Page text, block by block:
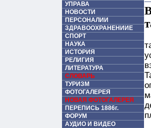
УПРАВА
НОВОСТИ
ПЕРСОНАЛИИ
ЗДРАВООХРАНЕНИИЕ
СПОРТ
НАУКА
ИСТОРИЯ
РЕЛИГИЯ
ЛИТЕРАТУРА
СЛОВАРЬ
ТУРИЗМ
ФОТОГАЛЕРЕЯ
НОВАЯ ФОТОГАЛЕРЕЯ
ПЕРЕПИСЬ 1886г.
ФОРУМ
АУДИО И ВИДЕО